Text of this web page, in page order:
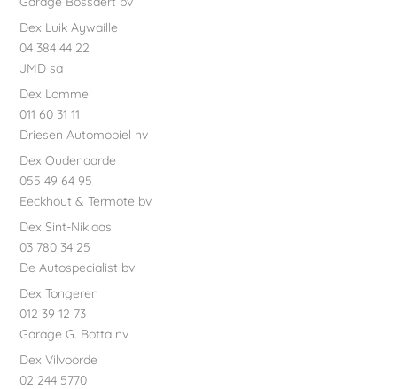
Dex Luik Aywaille
04 384 44 22
JMD sa
Dex Lommel
011 60 31 11
Driesen Automobiel nv
Dex Oudenaarde
055 49 64 95
Eeckhout & Termote bv
Dex Sint-Niklaas
03 780 34 25
De Autospecialist bv
Dex Tongeren
012 39 12 73
Garage G. Botta nv
Dex Vilvoorde
02 244 5770